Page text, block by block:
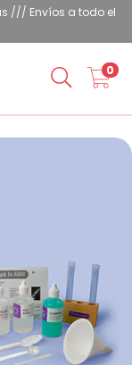
/// Envíos a todo el
0